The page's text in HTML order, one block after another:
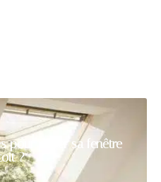
pour poser sa fenêtre
?